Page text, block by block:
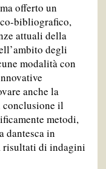
offerto un
bibliografico,
attuali della
degli
modalità con
anche la
conclusione il
metodi,
dantesca in
risultati di indagini